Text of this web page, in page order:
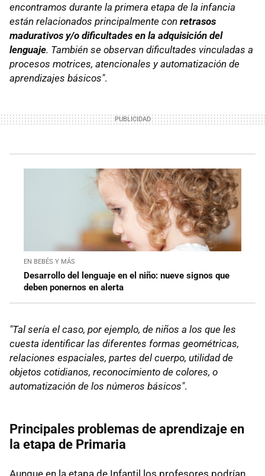
encontramos durante la primera etapa de la infancia
están relacionados principalmente con retrasos
madurativos y/o dificultades en la adquisición del
lenguaje. También se observan dificultades vinculadas a
procesos motrices, atencionales y automatización de
aprendizajes básicos".
EN BEBÉS Y MÁS
Desarrollo del lenguaje en el niño: nueve signos que
deben ponernos en alerta
"Tal sería el caso, por ejemplo, de niños a los que les
cuesta identificar las diferentes formas geométricas,
relaciones espaciales, partes del cuerpo, utilidad de
objetos cotidianos, reconocimiento de colores, o
automatización de los números básicos".
Principales problemas de aprendizaje en
la etapa de Primaria
Aunque en la etapa de Infantil los profesores podrían